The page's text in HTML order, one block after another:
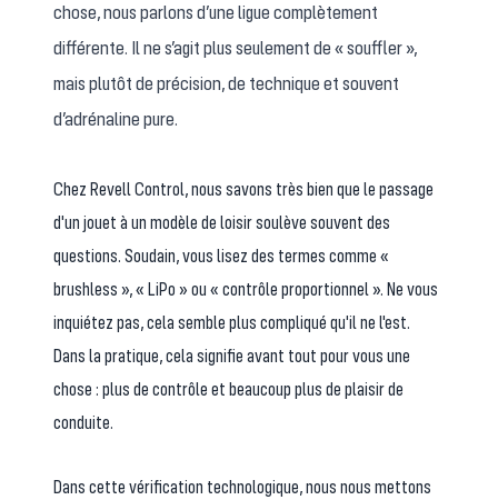
chose, nous parlons d’une ligue complètement
différente. Il ne s’agit plus seulement de « souffler »,
mais plutôt de précision, de technique et souvent
d’adrénaline pure.
Chez Revell Control, nous savons très bien que le passage
d'un jouet à un modèle de loisir soulève souvent des
questions. Soudain, vous lisez des termes comme «
brushless », « LiPo » ou « contrôle proportionnel ». Ne vous
inquiétez pas, cela semble plus compliqué qu'il ne l'est.
Dans la pratique, cela signifie avant tout pour vous une
chose : plus de contrôle et beaucoup plus de plaisir de
conduite.
Dans cette vérification technologique, nous nous mettons